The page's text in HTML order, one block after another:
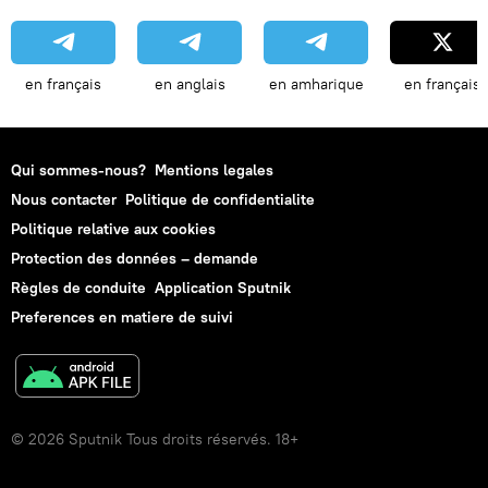
en français en anglais en amharique en français
Qui sommes-nous? Mentions legales
Nous contacter Politique de confidentialite
Politique relative aux cookies
Protection des données – demande
Règles de conduite Application Sputnik
Preferences en matiere de suivi
© 2026 Sputnik Tous droits réservés. 18+